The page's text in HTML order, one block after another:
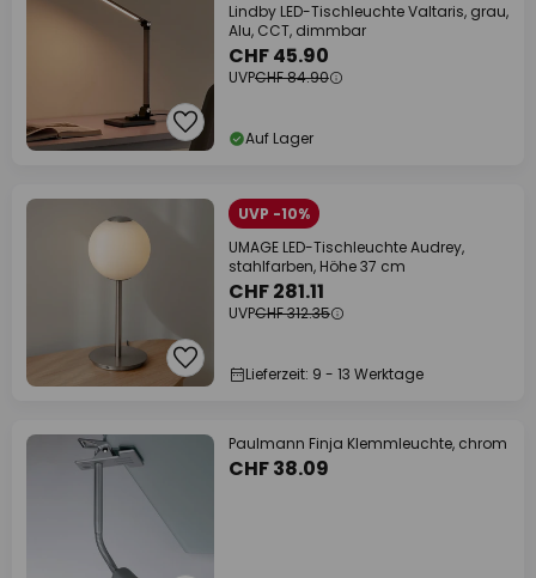
Lindby LED-Tischleuchte Valtaris, grau,
Alu, CCT, dimmbar
CHF 45.90
UVPCHF 84.90
Auf Lager
UVP -10%
UMAGE LED-Tischleuchte Audrey,
stahlfarben, Höhe 37 cm
CHF 281.11
UVPCHF 312.35
Lieferzeit: 9 - 13 Werktage
Paulmann Finja Klemmleuchte, chrom
CHF 38.09